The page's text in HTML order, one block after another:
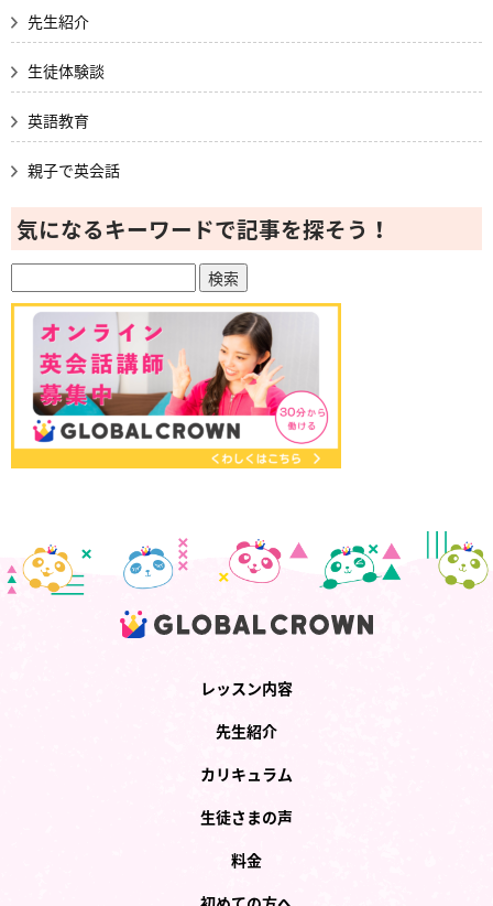
先生紹介
生徒体験談
英語教育
親子で英会話
気になるキーワードで記事を探そう！
レッスン内容
先生紹介
カリキュラム
生徒さまの声
料金